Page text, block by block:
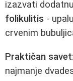
izazvati
folikulitis -
crvenim
Praktičan savet:
najmanje